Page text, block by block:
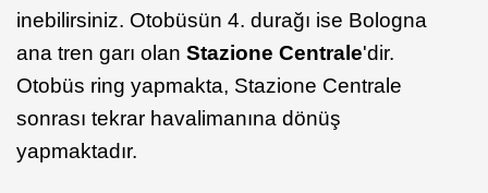
inebilirsiniz. Otobüsün 4. durağı ise Bologna
ana tren garı olan Stazione Centrale'dir.
Otobüs ring yapmakta, Stazione Centrale
sonrası tekrar havalimanına dönüş
yapmaktadır.